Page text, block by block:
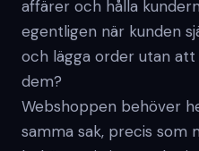
affärer och hålla
egentligen när kunden
och lägga order utan
dem?
Webshoppen behöver
samma sak, precis som